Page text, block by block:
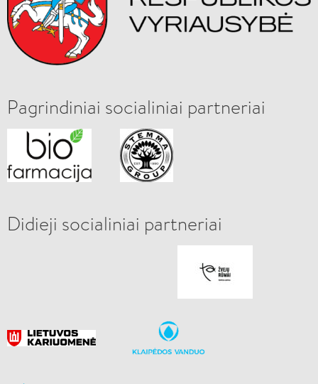
Pagrindiniai socialiniai partneriai
Didieji socialiniai partneriai